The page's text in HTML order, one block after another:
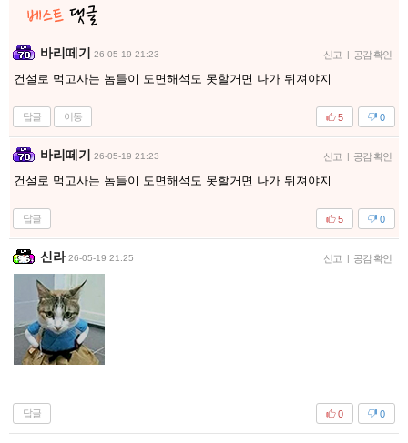
바리떼기 26-05-19 21:23 신고 | 공감 확인
건설로 먹고사는 놈들이 도면해석도 못할거면 나가 뒤져야지
답글 이동 0
5
바리떼기 26-05-19 21:23 신고 | 공감 확인
건설로 먹고사는 놈들이 도면해석도 못할거면 나가 뒤져야지
답글 0
5
신라 26-05-19 21:25 신고 | 공감 확인
답글 0
0